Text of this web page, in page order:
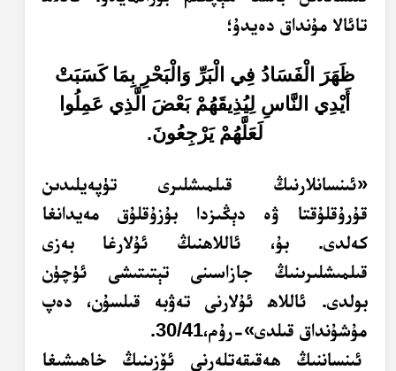
تائالا مۇنداق دەيدۇ؛
ظَهَرَ الْفَسَادُ فِي الْبَرِّ وَالْبَحْرِ بِمَا كَسَبَتْ
أَيْدِي النَّاسِ لِيُذِيقَهُمْ بَعْضَ الَّذِي عَمِلُوا
لَعَلَّهُمْ يَرْجِعُونَ.
«ئىنسانلارنىڭ قىلمىشلىرى تۈپەيلىدىن
قۇرۇقلۇقتا ۋە دېڭىزدا بۇزۇقلۇق مەيدانغا
كەلدى. بۇ، ئاللاھنىڭ ئۇلارغا بەزى
قىلمىشلىرىنىڭ جازاسىنى تېتىتىشى ئۈچۈن
بولدى. ئاللاھ ئۇلارنى تەۋبە قىلسۇن، دەپ
مۇشۇنداق قىلدى»-رۇم،30/41.
ئىنساننىڭ ھەقىقەتلەرنى ئۆزىنىڭ خاھىشىغا